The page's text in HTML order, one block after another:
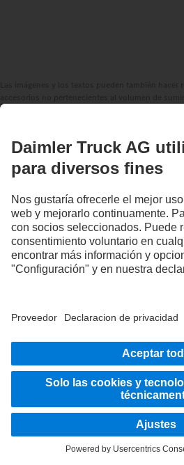
mostradas se incluyen solamente a modo de
imágenes y los textos también pueden contener
servicios y productos que no se ofrecen en
diversidad, la transparencia y el respeto forman
fundamentales de Daimler Truck AG. Lo
actuar y comunicarnos. Por supuesto, todos los
todos los géneros e identidades.
SIGUE EN CONTACTO.
Descubre Mercedes‑Benz Trucks en